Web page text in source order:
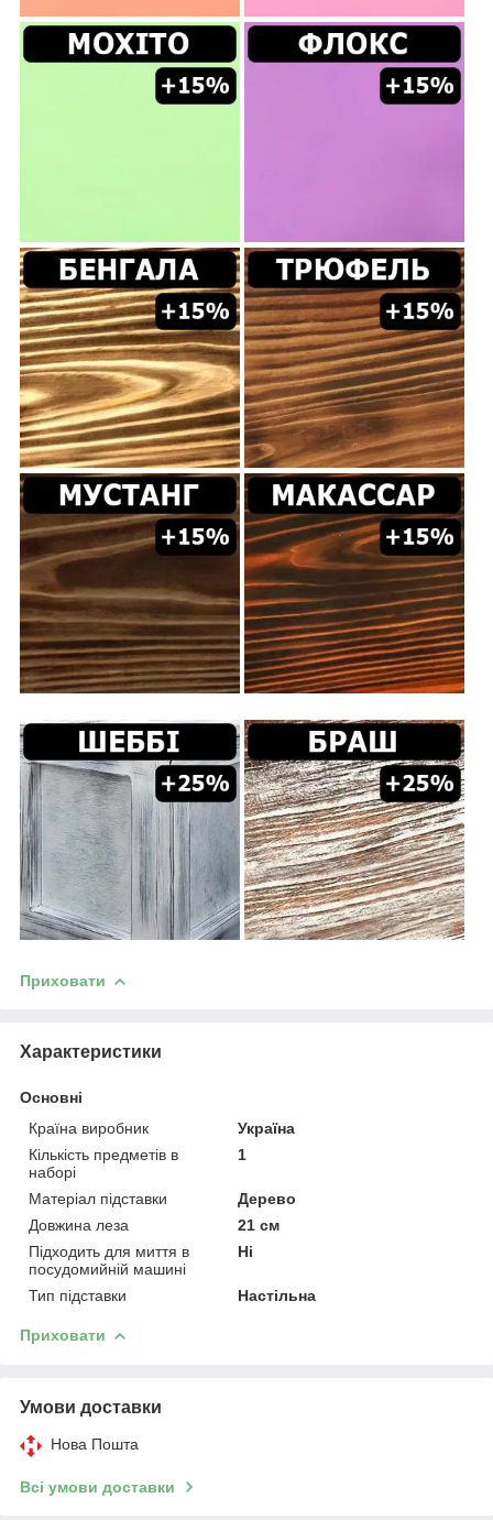
Приховати
Характеристики
Основні
Країна виробник
Україна
Кількість предметів в
наборі
1
Матеріал підставки
Дерево
Довжина леза
21 см
Підходить для миття в
посудомийній машині
Ні
Тип підставки Настільна
Приховати
Умови доставки
Нова Пошта
Всі умови доставки